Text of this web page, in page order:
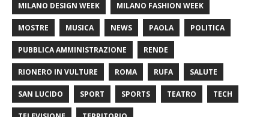
MILANO DESIGN WEEK MILANO FASHION WEEK
MOSTRE MUSICA NEWS PAOLA POLITICA
PUBBLICA AMMINISTRAZIONE RENDE
RIONERO IN VULTURE ROMA RUFA SALUTE
SAN LUCIDO SPORT SPORTS TEATRO TECH